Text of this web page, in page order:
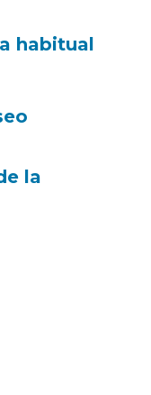
habitual
la